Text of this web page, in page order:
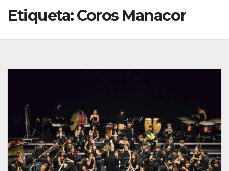
Etiqueta:Coros Manacor